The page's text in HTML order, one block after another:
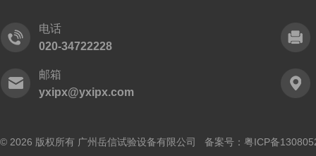
电话
020-34722228
邮箱
yxipx@yxipx.com
© 2026 版权所有 广州岳信试验设备有限公司 备案号： 粤ICP备